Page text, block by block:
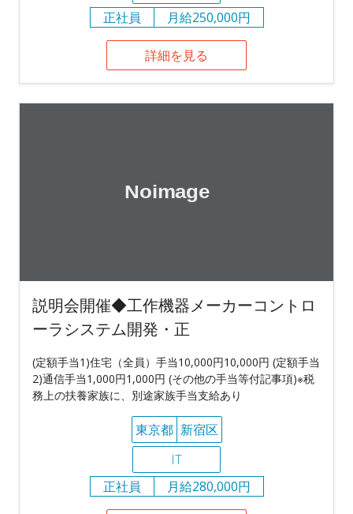
正社員
月給250,000円
詳細を見る
説明会開催◆工作機器メーカーコントロ
ーラシステム開発・正
(定額手当1)住宅（全員）手当10,000円10,000円 (定額手当
2)通信手当1,000円1,000円 (その他の手当等付記事項)※税
務上の扶養家族に、別途家族手当支給あり
東京都 新宿区
IT
正社員
月給280,000円